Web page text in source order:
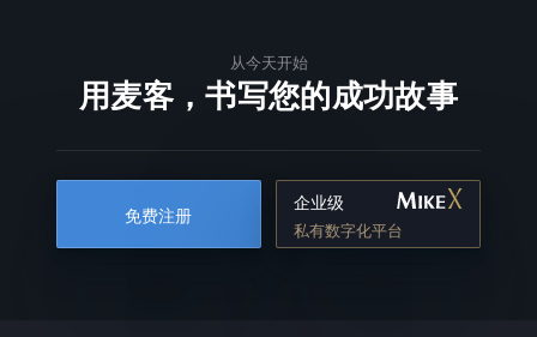
从今天开始
用麦客，书写您的成功故事
免费注册
企业级
私有数字化平台